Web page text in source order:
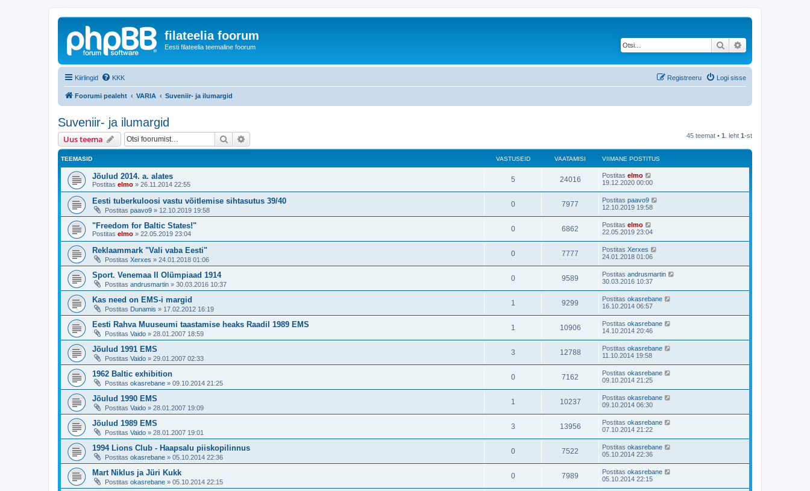
filateelia foorum
Eesti filateelia teemaline foorum Otsi
Kiirlingid KKK Logi sisse
Registreeru
Foorumi pealeht VARIA Suveniir- ja ilumargid
Suveniir- ja ilumargid
Uus teema Otsi 45 teemat • 1 . leht 1-st
TEEMASID VASTUSEID VAATAMISI VIIMANE POSTITUS
Jõulud 2014. a. alates
Postitas elmo » 26.11.2014 22:55
5 24016 Postitas elmo
19.12.2020 00:00
Eesti tuberkuloosi vastu võitlemise sihtasutus 39/40
Postitas paavo9 » 12.10.2019 19:58
0 7977 Postitas paavo9
12.10.2019 19:58
"Freedom for Baltic States!"
Postitas elmo » 22.05.2019 23:04
0 6862 Postitas elmo
22.05.2019 23:04
Reklaammark "Vali vaba Eesti"
Postitas Xerxes » 24.01.2018 01:06
0 7777 Postitas Xerxes
24.01.2018 01:06
Sport. Venemaa II Olümpiaad 1914
Postitas andrusmartin » 30.03.2016 10:37
0 9589 Postitas andrusmartin
30.03.2016 10:37
Kas need on EMS-i margid
Postitas Dunamis » 17.02.2012 16:19
1 9299 Postitas okasrebane
16.10.2014 06:57
Eesti Rahva Muuseumi taastamise heaks Raadil 1989 EMS
Postitas Vaido » 28.01.2007 18:59
1 10906 Postitas okasrebane
14.10.2014 20:46
Jõulud 1991 EMS
Postitas Vaido » 29.01.2007 02:33
3 12788 Postitas okasrebane
11.10.2014 19:58
1962 Baltic exhibition
Postitas okasrebane » 09.10.2014 21:25
0 7162 Postitas okasrebane
09.10.2014 21:25
Jõulud 1990 EMS
Postitas Vaido » 28.01.2007 19:09
1 10237 Postitas okasrebane
09.10.2014 06:30
Jõulud 1989 EMS
Postitas Vaido » 28.01.2007 19:01
3 13956 Postitas okasrebane
07.10.2014 21:22
1994 Lions Club - Haapsalu piiskopilinnus
Postitas okasrebane » 05.10.2014 22:36
0 7522 Postitas okasrebane
05.10.2014 22:36
Mart Niklus ja Jüri Kukk
Postitas okasrebane » 05.10.2014 22:15
0 7989 Postitas okasrebane
05.10.2014 22:15